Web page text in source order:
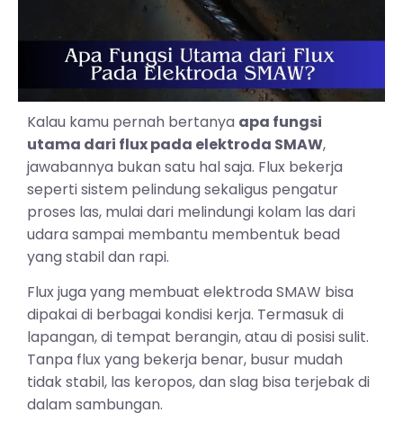
Kalau kamu pernah bertanya apa fungsi
utama dari flux pada elektroda SMAW,
jawabannya bukan satu hal saja. Flux bekerja
seperti sistem pelindung sekaligus pengatur
proses las, mulai dari melindungi kolam las dari
udara sampai membantu membentuk bead
yang stabil dan rapi.
Flux juga yang membuat elektroda SMAW bisa
dipakai di berbagai kondisi kerja. Termasuk di
lapangan, di tempat berangin, atau di posisi sulit.
Tanpa flux yang bekerja benar, busur mudah
tidak stabil, las keropos, dan slag bisa terjebak di
dalam sambungan.